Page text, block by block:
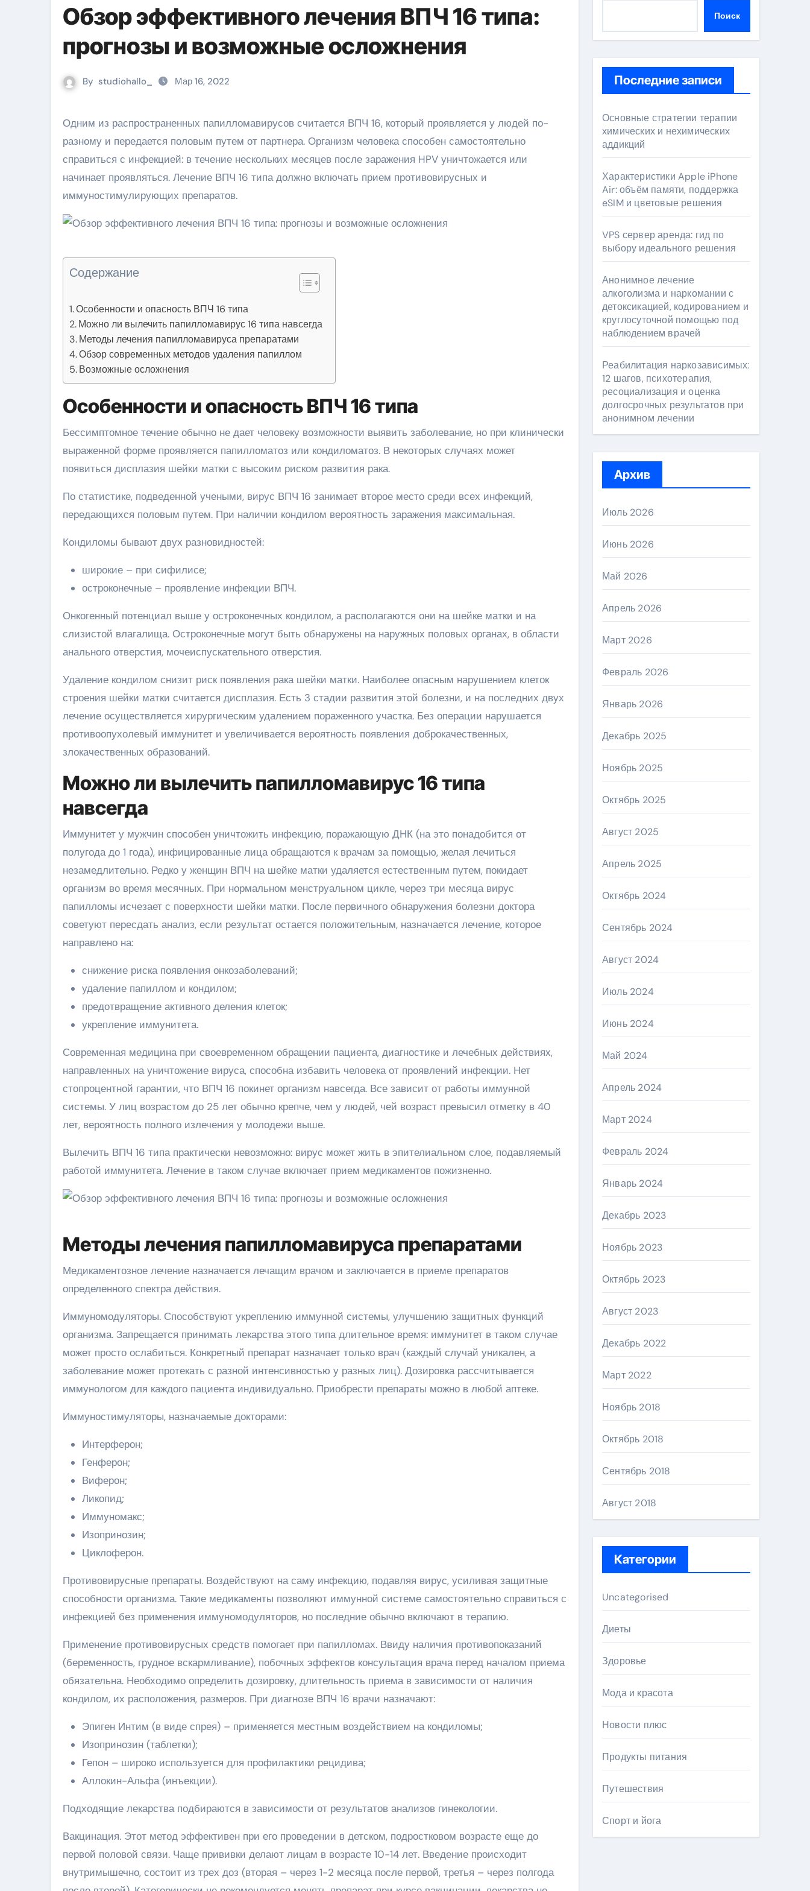
Обзор эффективного лечения ВПЧ 16 типа:
прогнозы и возможные осложнения
By studiohallo_ Мар 16, 2022
Одним из распространенных папилломавирусов считается ВПЧ 16, который проявляется у людей по-
разному и передается половым путем от партнера. Организм человека способен самостоятельно
справиться с инфекцией: в течение нескольких месяцев после заражения HPV уничтожается или
начинает проявляться. Лечение ВПЧ 16 типа должно включать прием противовирусных и
иммуностимулирующих препаратов.
Содержание
Особенности и опасность ВПЧ 16 типа
Можно ли вылечить папилломавирус 16 типа навсегда
Методы лечения папилломавируса препаратами
Обзор современных методов удаления папиллом
Возможные осложнения
Особенности и опасность ВПЧ 16 типа
Бессимптомное течение обычно не дает человеку возможности выявить заболевание, но при клинически
выраженной форме проявляется папилломатоз или кондиломатоз. В некоторых случаях может
появиться дисплазия шейки матки с высоким риском развития рака.
По статистике, подведенной учеными, вирус ВПЧ 16 занимает второе место среди всех инфекций,
передающихся половым путем. При наличии кондилом вероятность заражения максимальная.
Кондиломы бывают двух разновидностей:
широкие – при сифилисе;
остроконечные – проявление инфекции ВПЧ.
Онкогенный потенциал выше у остроконечных кондилом, а располагаются они на шейке матки и на
слизистой влагалища. Остроконечные могут быть обнаружены на наружных половых органах, в области
анального отверстия, мочеиспускательного отверстия.
Удаление кондилом снизит риск появления рака шейки матки. Наиболее опасным нарушением клеток
строения шейки матки считается дисплазия. Есть 3 стадии развития этой болезни, и на последних двух
лечение осуществляется хирургическим удалением пораженного участка. Без операции нарушается
противоопухолевый иммунитет и увеличивается вероятность появления доброкачественных,
злокачественных образований.
Можно ли вылечить папилломавирус 16 типа
навсегда
Иммунитет у мужчин способен уничтожить инфекцию, поражающую ДНК (на это понадобится от
полугода до 1 года), инфицированные лица обращаются к врачам за помощью, желая лечиться
незамедлительно. Редко у женщин ВПЧ на шейке матки удаляется естественным путем, покидает
организм во время месячных. При нормальном менструальном цикле, через три месяца вирус
папилломы исчезает с поверхности шейки матки. После первичного обнаружения болезни доктора
советуют пересдать анализ, если результат остается положительным, назначается лечение, которое
направлено на:
снижение риска появления онкозаболеваний;
удаление папиллом и кондилом;
предотвращение активного деления клеток;
укрепление иммунитета.
Современная медицина при своевременном обращении пациента, диагностике и лечебных действиях,
направленных на уничтожение вируса, способна избавить человека от проявлений инфекции. Нет
стопроцентной гарантии, что ВПЧ 16 покинет организм навсегда. Все зависит от работы иммунной
системы. У лиц возрастом до 25 лет обычно крепче, чем у людей, чей возраст превысил отметку в 40
лет, вероятность полного излечения у молодежи выше.
Вылечить ВПЧ 16 типа практически невозможно: вирус может жить в эпителиальном слое, подавляемый
работой иммунитета. Лечение в таком случае включает прием медикаментов пожизненно.
Методы лечения папилломавируса препаратами
Медикаментозное лечение назначается лечащим врачом и заключается в приеме препаратов
определенного спектра действия.
Иммуномодуляторы. Способствуют укреплению иммунной системы, улучшению защитных функций
организма. Запрещается принимать лекарства этого типа длительное время: иммунитет в таком случае
может просто ослабиться. Конкретный препарат назначает только врач (каждый случай уникален, а
заболевание может протекать с разной интенсивностью у разных лиц). Дозировка рассчитывается
иммунологом для каждого пациента индивидуально. Приобрести препараты можно в любой аптеке.
Иммуностимуляторы, назначаемые докторами:
Интерферон;
Генферон;
Виферон;
Ликопид;
Иммуномакс;
Изопринозин;
Циклоферон.
Противовирусные препараты. Воздействуют на саму инфекцию, подавляя вирус, усиливая защитные
способности организма. Такие медикаменты позволяют иммунной системе самостоятельно справиться с
инфекцией без применения иммуномодуляторов, но последние обычно включают в терапию.
Применение противовирусных средств помогает при папилломах. Ввиду наличия противопоказаний
(беременность, грудное вскармливание), побочных эффектов консультация врача перед началом приема
обязательна. Необходимо определить дозировку, длительность приема в зависимости от наличия
кондилом, их расположения, размеров. При диагнозе ВПЧ 16 врачи назначают:
Эпиген Интим (в виде спрея) – применяется местным воздействием на кондиломы;
Изопринозин (таблетки);
Гепон – широко используется для профилактики рецидива;
Аллокин-Альфа (инъекции).
Подходящие лекарства подбираются в зависимости от результатов анализов гинекологии.
Вакцинация. Этот метод эффективен при его проведении в детском, подростковом возрасте еще до
первой половой связи. Чаще прививки делают лицам в возрасте 10-14 лет. Введение происходит
внутримышечно, состоит из трех доз (вторая – через 1-2 месяца после первой, третья – через полгода
Поиск
Последние записи
Основные стратегии терапии
химических и нехимических
аддикций
Характеристики Apple iPhone
Air: объём памяти, поддержка
eSIM и цветовые решения
VPS сервер аренда: гид по
выбору идеального решения
Анонимное лечение
алкоголизма и наркомании с
детоксикацией, кодированием и
круглосуточной помощью под
наблюдением врачей
Реабилитация наркозависимых:
12 шагов, психотерапия,
ресоциализация и оценка
долгосрочных результатов при
анонимном лечении
Архив
Июль 2026
Июнь 2026
Май 2026
Апрель 2026
Март 2026
Февраль 2026
Январь 2026
Декабрь 2025
Ноябрь 2025
Октябрь 2025
Август 2025
Апрель 2025
Октябрь 2024
Сентябрь 2024
Август 2024
Июль 2024
Июнь 2024
Май 2024
Апрель 2024
Март 2024
Февраль 2024
Январь 2024
Декабрь 2023
Ноябрь 2023
Октябрь 2023
Август 2023
Декабрь 2022
Март 2022
Ноябрь 2018
Октябрь 2018
Сентябрь 2018
Август 2018
Категории
Uncategorised
Диеты
Здоровье
Мода и красота
Новости плюс
Продукты питания
Путешествия
Спорт и йога